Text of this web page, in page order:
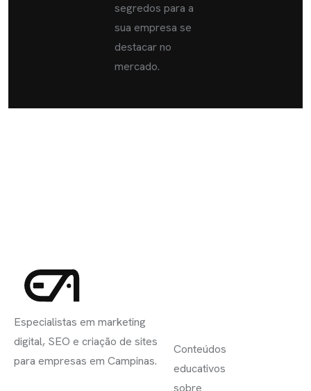
segredos para a
sua empresa se
destacar no
mercado.
Especialistas em marketing
digital, SEO e criação de sites
para empresas em Campinas.
Conteúdos
educativos
sobre